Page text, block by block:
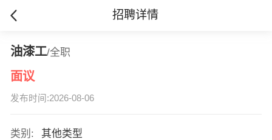
招聘详情
油漆工/全职
面议
发布时间:2026-08-06
类别:
其他类型